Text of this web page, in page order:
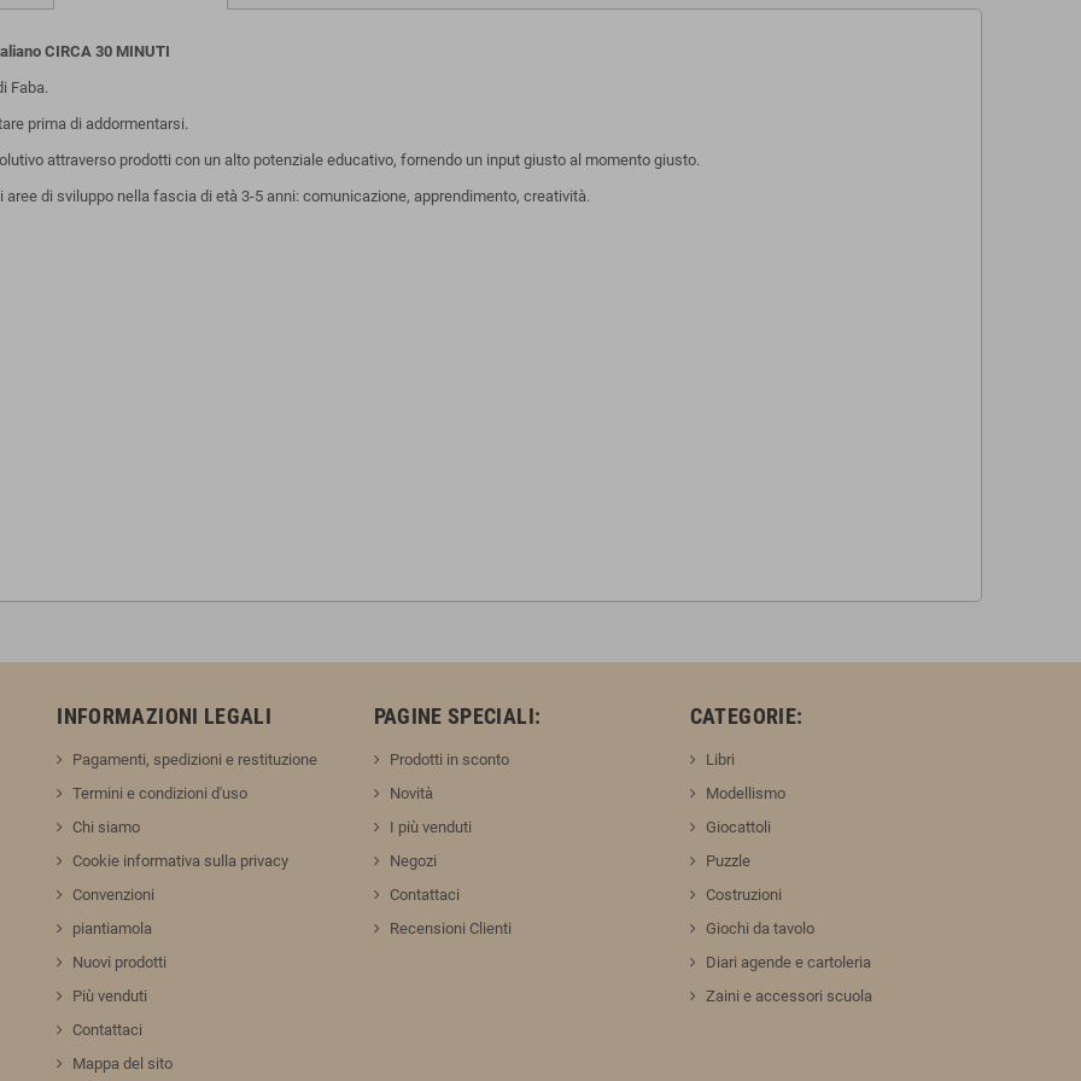
CIRCA 30 MINUTI
Faba.
prima di addormentarsi.
attraverso prodotti con un alto potenziale educativo, fornendo un input giusto al momento giusto.
di sviluppo nella fascia di età 3-5 anni: comunicazione, apprendimento, creatività.
INFORMAZIONI LEGALI
Pagamenti, spedizioni e restituzione
Termini e condizioni d'uso
Chi siamo
Cookie informativa sulla privacy
Convenzioni
piantiamola
Nuovi prodotti
Più venduti
Contattaci
Mappa del sito
PAGINE SPECIALI:
Prodotti in sconto
Novità
I più venduti
Negozi
Contattaci
Recensioni Clienti
CATEGORIE:
Libri
Modellismo
Giocattoli
Puzzle
Costruzioni
Giochi da tavolo
Diari agende e cartoleria
Zaini e accessori scuola